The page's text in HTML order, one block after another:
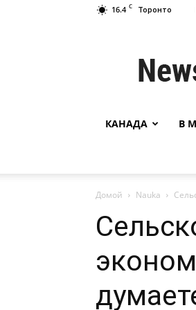
16.4 C Торонто
КАНАДА В
Домой Nauka